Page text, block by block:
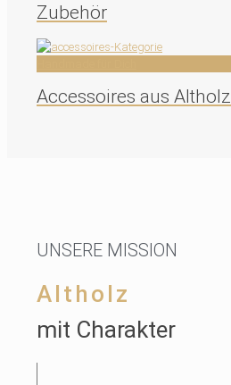
Zubehör
Accessoires aus Altholz
UNSERE MISSION
Altholz
mit Charakter